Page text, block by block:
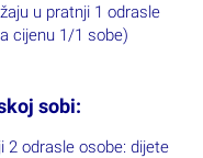
u pratnji 1 odrasle
cijenu 1/1 sobe)
sobi:
2 odrasle osobe: dijete